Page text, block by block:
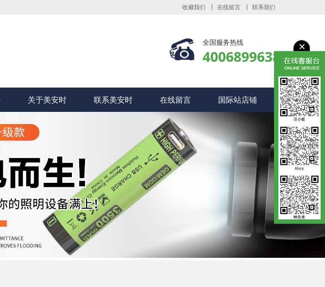
收藏我们 在线留言 联系我们
全国服务热线
4006899638
关于美安时 联系美安时 在线留言 国际站店铺